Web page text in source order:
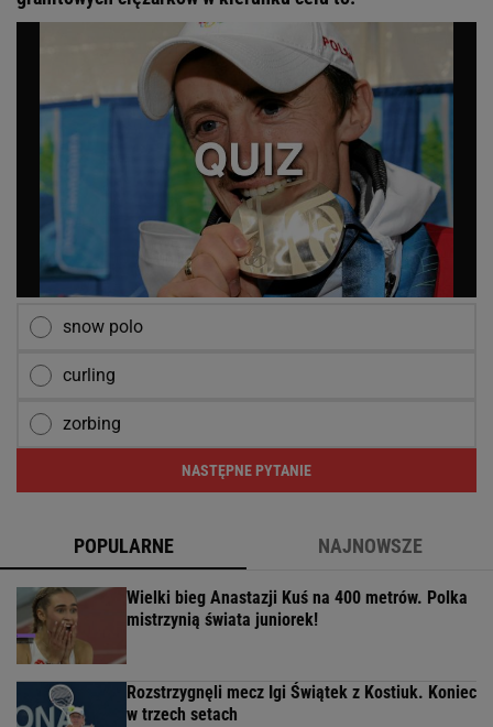
snow polo
curling
zorbing
NASTĘPNE PYTANIE
POPULARNE NAJNOWSZE
Wielki bieg Anastazji Kuś na 400 metrów. Polka
mistrzynią świata juniorek!
Rozstrzygnęli mecz Igi Świątek z Kostiuk. Koniec
w trzech setach